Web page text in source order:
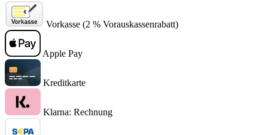
Vorkasse (2 % Vorauskassenrabatt)
Apple Pay
Kreditkarte
Klarna: Rechnung